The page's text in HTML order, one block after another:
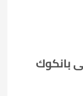
بانكوك